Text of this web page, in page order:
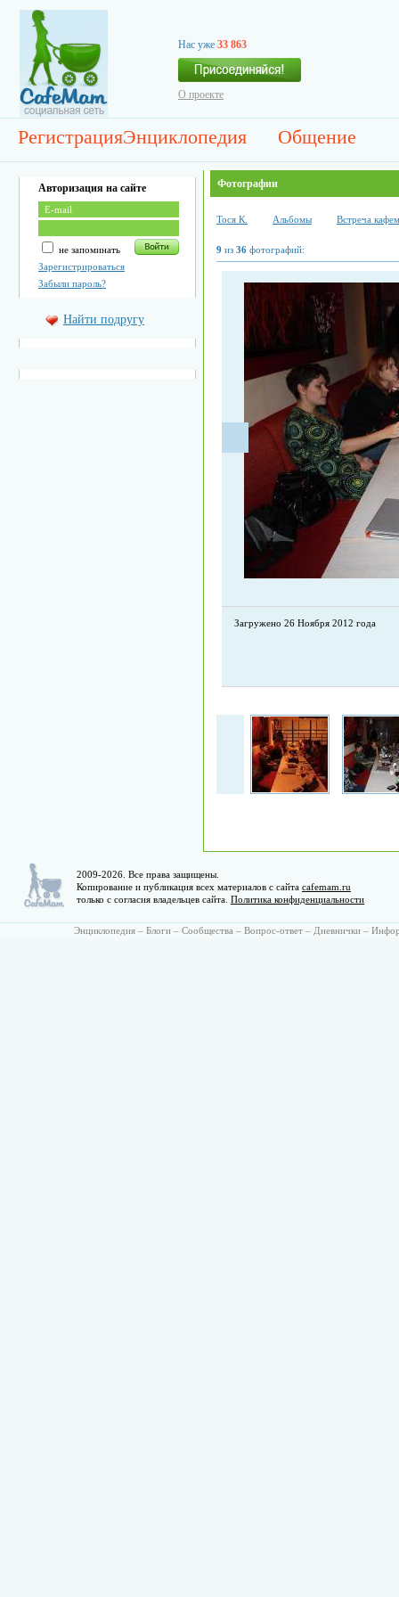
Нас уже 33 863
О проекте
РегистрацияЭнциклопедия Общение
Авторизация на сайте
не запоминать
Зарегистрироваться
Забыли пароль?
Найти подругу
Фотографии
Тоcя К. Альбомы Встреча
9 из 36 фотографий:
Загружено 26 Ноября 2012 года
2009-2026. Все права защищены.
Копирование и публикация всех материалов с сайта cafemam.ru
только с согласия владельцев сайта. Политика конфиденциальности
Энциклопедия – Блоги – Сообщества – Вопрос-ответ – Дневнички –